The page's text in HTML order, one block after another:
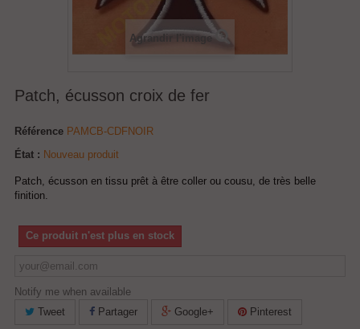
Agrandir l'image
Patch, écusson croix de fer
Référence PAMCB-CDFNOIR
État : Nouveau produit
Patch, écusson en tissu prêt à être coller ou cousu, de très belle
finition.
Ce produit n'est plus en stock
Notify me when available
Tweet
Partager Google+ Pinterest